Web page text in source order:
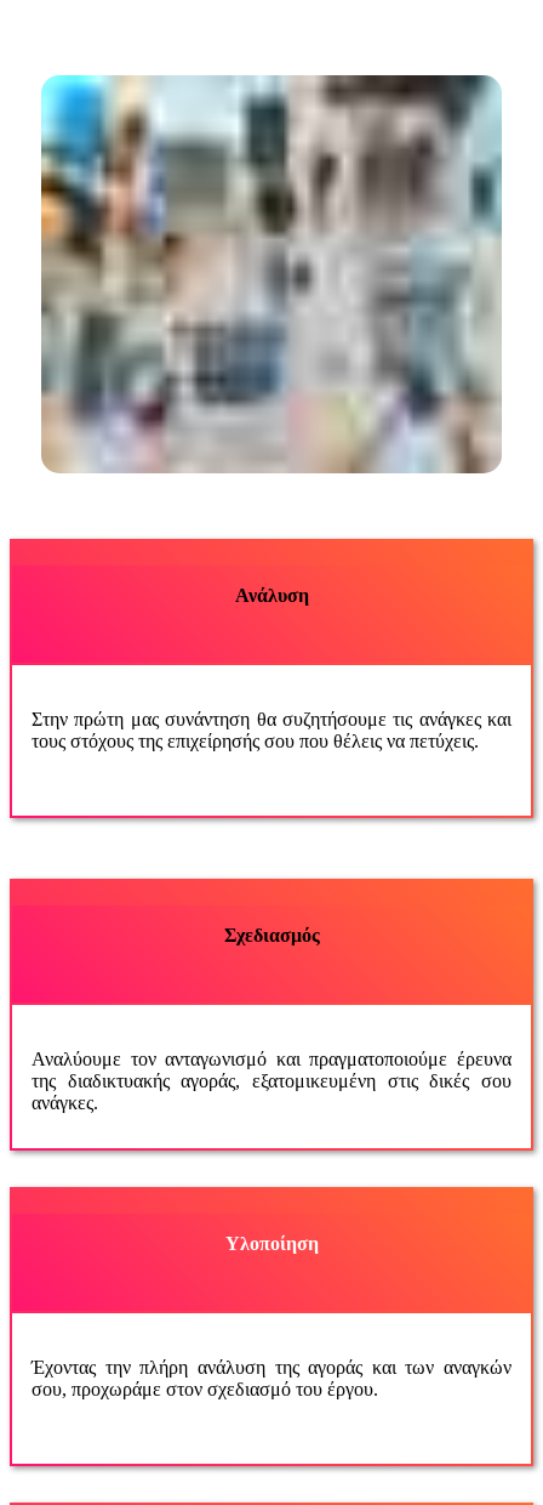
Ανάλυση
Στην πρώτη μας συνάντηση θα συζητήσουμε τις ανάγκες και
τους στόχους της επιχείρησής σου που θέλεις να πετύχεις.
Σχεδιασμός
Αναλύουμε τον ανταγωνισμό και πραγματοποιούμε έρευνα
της διαδικτυακής αγοράς, εξατομικευμένη στις δικές σου
ανάγκες.
Υλοποίηση
Έχοντας την πλήρη ανάλυση της αγοράς και των αναγκών
σου, προχωράμε στον σχεδιασμό του έργου.